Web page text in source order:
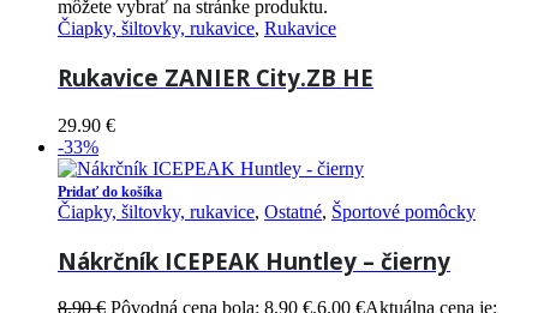
môžete vybrať na stránke produktu.
Čiapky, šiltovky, rukavice, Rukavice
Rukavice ZANIER City.ZB HE
29.90 €
-33%
Pridať do košíka
Čiapky, šiltovky, rukavice, Ostatné, Športové pomôcky
Nákrčník ICEPEAK Huntley – čierny
8.90€ Pôvodná cena bola: 8.90 €.6.00 €Aktuálna cena je: